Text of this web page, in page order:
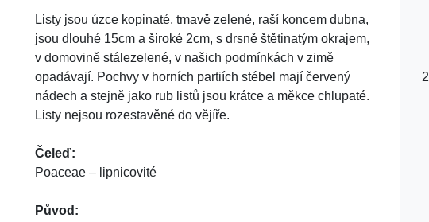
Listy jsou úzce kopinaté, tmavě zelené, raší koncem dubna,
jsou dlouhé 15cm a široké 2cm, s drsně štětinatým okrajem,
v domovině stálezelené, v našich podmínkách v zimě
opadávají. Pochvy v horních partiích stébel mají červený
nádech a stejně jako rub listů jsou krátce a měkce chlupaté.
Listy nejsou rozestavěné do vějíře.
Čeleď:
Poaceae – lipnicovité
Původ: